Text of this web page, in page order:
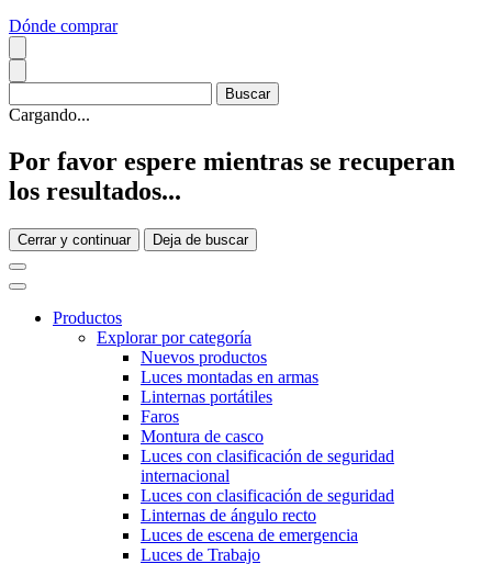
Dónde comprar
Cargando...
Por favor espere mientras se recuperan
los resultados...
Cerrar y continuar Deja de buscar
Productos
Explorar por categoría
Nuevos productos
Luces montadas en armas
Linternas portátiles
Faros
Montura de casco
Luces con clasificación de seguridad
internacional
Luces con clasificación de seguridad
Linternas de ángulo recto
Luces de escena de emergencia
Luces de Trabajo